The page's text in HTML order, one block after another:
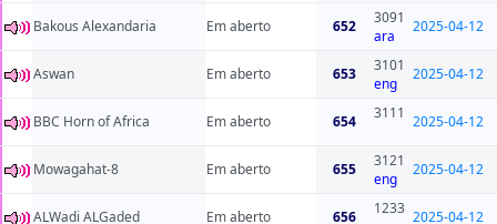
Bakous Alexandaria Em aberto 652
3091
ara
2025-04-12
Aswan Em aberto 653
3101
eng
2025-04-12
BBC Horn of Africa Em aberto 654 3111 2025-04-12
Mowagahat-8 Em aberto 655
3121
eng
2025-04-12
ALWadi ALGaded Em aberto 656
1233 2025-04-12